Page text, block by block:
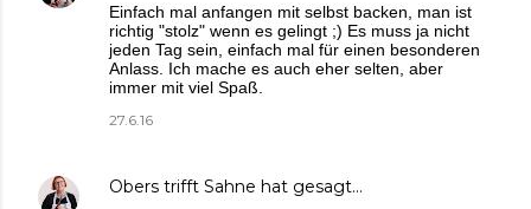
Einfach mal anfangen mit selbst backen, man ist
richtig "stolz" wenn es gelingt ;) Es muss ja nicht
jeden Tag sein, einfach mal für einen besonderen
Anlass. Ich mache es auch eher selten, aber
immer mit viel Spaß.
27.6.16
Obers trifft Sahne hat gesagt…